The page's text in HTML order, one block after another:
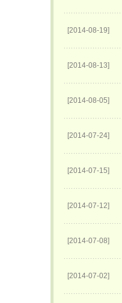
[2014-08-19]
[2014-08-13]
[2014-08-05]
[2014-07-24]
[2014-07-15]
[2014-07-12]
[2014-07-08]
[2014-07-02]